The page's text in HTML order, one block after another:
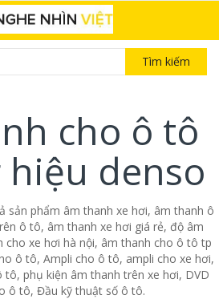
Tìm kiếm
cho ô tô
denso
sản phẩm âm thanh xe hơi, âm thanh ô
ô tô, âm thanh xe hơi giá rẻ, độ âm
xe hơi hà nội, âm thanh cho ô tô tp
ô tô, Ampli cho ô tô, ampli cho xe hơi,
phụ kiện âm thanh trên xe hơi, DVD
ô tô, Đầu kỹ thuật số ô tô.